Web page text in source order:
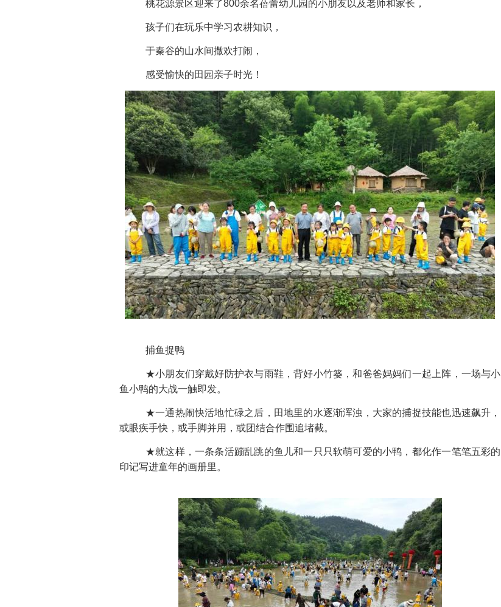
桃花源景区迎来了800余名蓓蕾幼儿园的小朋友以及老师和家长，
孩子们在玩乐中学习农耕知识，
于秦谷的山水间撒欢打闹，
感受愉快的田园亲子时光！
捕鱼捉鸭
★小朋友们穿戴好防护衣与雨鞋，背好小竹篓，和爸爸妈妈们一起上阵，一场与小
鱼小鸭的大战一触即发。
★一通热闹快活地忙碌之后，田地里的水逐渐浑浊，大家的捕捉技能也迅速飙升，
或眼疾手快，或手脚并用，或团结合作围追堵截。
★就这样，一条条活蹦乱跳的鱼儿和一只只软萌可爱的小鸭，都化作一笔笔五彩的
印记写进童年的画册里。